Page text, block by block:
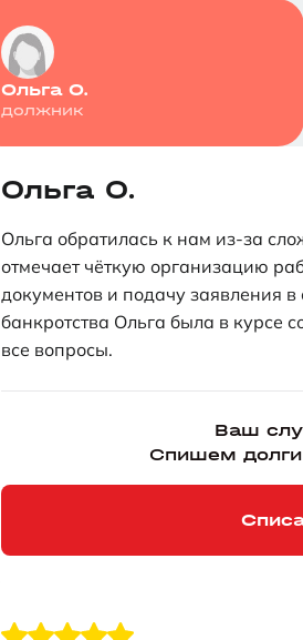
Ольга О.
должник
Ольга О.
Ольга обратилась к нам из-за
отмечает чёткую организацию
документов и подачу заявления
банкротства Ольга была в курсе
все вопросы.
Ваш
Спишем